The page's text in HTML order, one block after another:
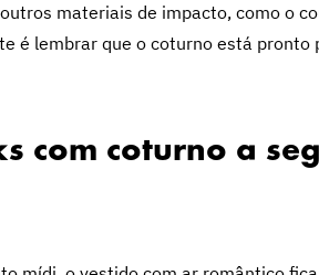
materiais de impacto, como o
é lembrar que o coturno está pronto
com coturno a